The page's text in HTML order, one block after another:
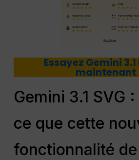
Essayez Gemini
maintenant
Gemini 3.1 SVG
ce que cette
fonctionnalité de